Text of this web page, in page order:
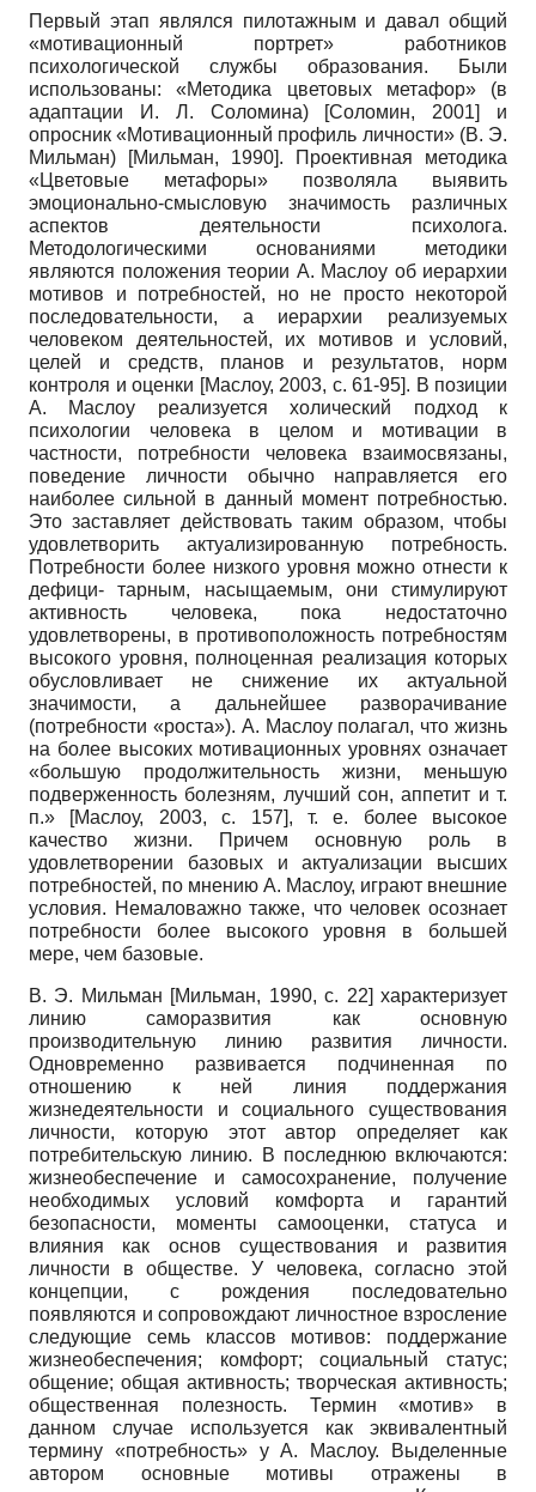
Первый этап являлся пилотажным и давал общий
«мотивационный портрет» работников
психологической службы образования. Были
использованы: «Методика цветовых метафор» (в
адаптации И. Л. Соломина) [Соломин, 2001]
и
опросник «Мотивационный профиль личности» (В. Э.
Мильман)
[Мильман, 1990]. Проективная методика
«Цветовые метафоры» позволяла выявить
эмоционально-смысловую значимость различных
аспектов деятельности психолога.
Методологическими основаниями методики
являются положения теории А. Маслоу об иерархии
мотивов и потребностей, но не просто некоторой
последовательности, а иерархии реализуемых
человеком дея­тельностей, их мотивов и условий,
целей и средств, планов и результатов, норм
контроля и оценки [Маслоу, 2003, с. 61-95]. В позиции
А. Маслоу реализуется холический подход к
психологии человека в целом и мотивации в
частности, потребности человека взаимосвязаны,
поведение личности обычно направляется его
наиболее сильной в данный момент потребностью.
Это заставляет действовать таким образом, чтобы
удовлетворить актуализированную потребность.
Потребности более низкого уровня можно отнести к
дефици- тарным, насыщаемым, они стимулируют
активность человека, пока недостаточно
удовлетворены, в противоположность потребностям
высокого уровня, полноценная реализация которых
обусловливает не снижение их актуальной
значимости, а дальнейшее разворачивание
(потребности «роста»). А. Маслоу полагал, что жизнь
на более высоких мотивационных уровнях означает
«большую продолжительность жизни, меньшую
подверженность болезням, лучший сон, аппетит и т.
п.» [Маслоу, 2003, с. 157], т. е. более высокое
качество жизни. Причем основную роль в
удовлетворении базовых и актуализации высших
потребностей, по мнению А. Маслоу, играют внешние
условия. Немаловажно также, что человек осознает
потребности более высокого уровня в большей
мере, чем базовые.
В. Э. Мильман [Мильман, 1990, с. 22] характеризует
линию саморазвития как основную
производительную линию развития личности.
Одновременно развивается подчиненная по
отношению к ней линия поддержания
жизнедеятельности и социального существования
личности, которую этот автор определяет как
потребительскую линию. В последнюю включаются:
жизнеобеспечение и самосохранение, получение
необходимых условий комфорта и гарантий
безопасности, моменты самооценки, статуса и
влияния как основ существования и развития
личности в обществе. У человека, согласно этой
концепции, с рождения последовательно
появляются и сопровождают личностное взросление
следующие семь классов мотивов: поддержание
жизнеобеспечения; комфорт; социальный статус;
общение; общая активность; творческая активность;
общественная полезность. Термин «мотив» в
данном случае используется как эквивалентный
термину «потребность» у А. Маслоу. Выделенные
автором основные мотивы отражены в